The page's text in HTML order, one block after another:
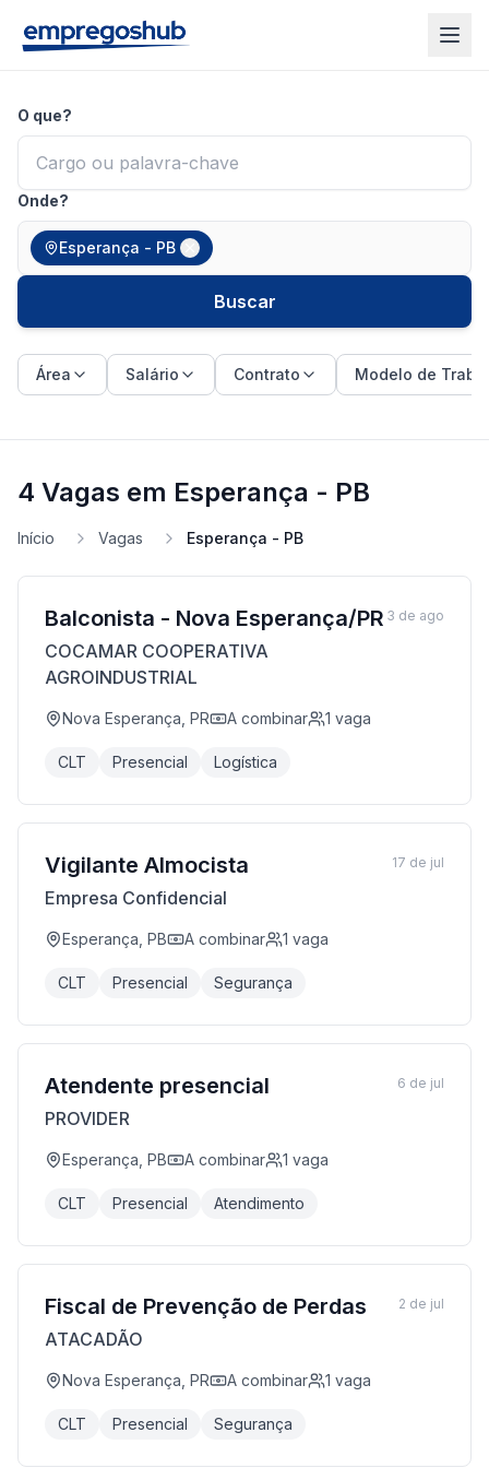
O que?
Onde?
Esperança - PB
Buscar
Área Salário Contrato Modelo de
4 Vagas em Esperança - PB
Início Vagas Esperança - PB
Balconista - Nova Esperança/PR
COCAMAR COOPERATIVA
AGROINDUSTRIAL
Nova Esperança, PR A combinar 1 vaga
CLT Presencial Logística
3 de ago
Vigilante Almocista
Empresa Confidencial
Esperança, PB A combinar 1 vaga
CLT Presencial Segurança
17 de jul
Atendente presencial
PROVIDER
Esperança, PB A combinar 1 vaga
CLT Presencial Atendimento
6 de jul
Fiscal de Prevenção de Perdas
ATACADÃO
Nova Esperança, PR A combinar 1 vaga
CLT Presencial Segurança
2 de jul